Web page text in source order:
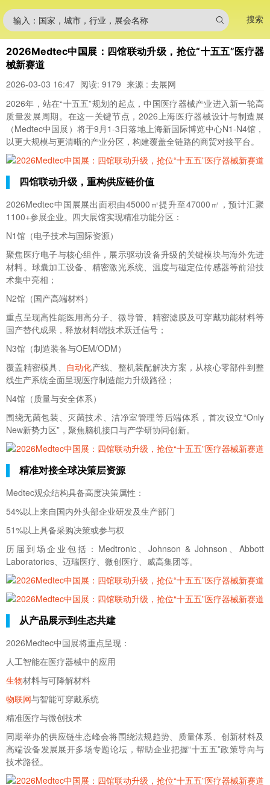
输入：国家，城市，行业，展会名称 搜索
2026Medtec中国展：四馆联动升级，抢位“十五五”医疗器
械新赛道
2026-03-03 16:47 阅读: 9179 来源 : 去展网
2026年，站在“十五五”规划的起点，中国医疗器械产业进入新一轮高
质量发展周期。在这一关键节点，2026上海医疗器械设计与制造展
（Medtec中国展）将于9月1-3日落地上海新国际博览中心N1-N4馆，
以更大规模与更清晰的产业分区，构建覆盖全链路的商贸对接平台。
四馆联动升级，重构供应链价值
2026Medtec中国展展出面积由45000㎡提升至47000㎡，预计汇聚
1100+参展企业。四大展馆实现精准功能分区：
N1馆（电子技术与国际资源）
聚焦医疗电子与核心组件，展示驱动设备升级的关键模块与海外先进
材料。球囊加工设备、精密激光系统、温度与磁定位传感器等前沿技
术集中亮相；
N2馆（国产高端材料）
重点呈现高性能医用高分子、微导管、精密滤膜及可穿戴功能材料等
国产替代成果，释放材料端技术跃迁信号；
N3馆（制造装备与OEM/ODM）
覆盖精密模具、
自动化产线、整机装配解决方案，从核心零部件到整
线生产系统全面呈现医疗制造能力升级路径；
N4馆（质量与安全体系）
围绕无菌包装、灭菌技术、洁净室管理等后端体系，首次设立“Only
New新势力区”，聚焦脑机接口与产学研协同创新。
精准对接全球决策层资源
Medtec观众结构具备高度决策属性：
54%以上来自国内外头部企业研发及生产部门
51%以上具备采购决策或参与权
历届到场企业包括：Medtronic、Johnson & Johnson、Abbott
Laboratories、迈瑞医疗、微创医疗、威高集团等。
从产品展示到生态共建
2026Medtec中国展将重点呈现：
人工智能在医疗器械中的应用
生物材料与可降解材料
物联网与智能可穿戴系统
精准医疗与微创技术
同期举办的供应链生态峰会将围绕法规趋势、质量体系、创新材料及
高端设备发展展开多场专题论坛，帮助企业把握“十五五”政策导向与
技术路径。